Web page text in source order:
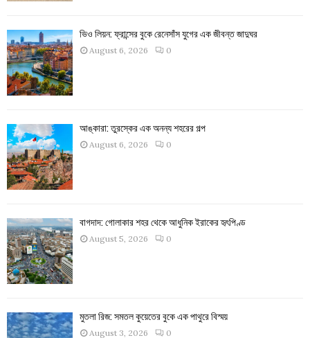
ভিও লিয়ন: ফ্রান্সের বুকে রেনেসাঁস যুগের এক জীবন্ত জাদুঘর
August 6, 2026 0
আঙ্কারা: তুরস্কের এক অনন্য শহরের গল্প
August 6, 2026 0
বাগদাদ: গোলাকার শহর থেকে আধুনিক ইরাকের হৃৎপিণ্ড
August 5, 2026 0
মুতলা রিজ: সমতল কুয়েতের বুকে এক পাথুরে বিস্ময়
August 3, 2026 0